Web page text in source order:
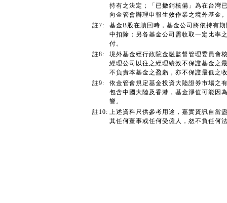
持有之決定；「已撤銷核備」為在台灣
向金管會辦理申報生效作業之境外基金
註7:
基金B股在贖回時，基金公司將依持有
中扣除；另各基金公司需收取一定比率
付。
註8:
境外基金經行政院金融監督管理委員會
經理公司以往之經理績效不保證基金之
不負責本基金之盈虧，亦不保證最低之
註9:
依金管會規定基金投資大陸證券市場之
包含中國大陸及香港，基金淨值可能因
響。
註10: 上述資料只供參考用途，嘉實資訊自當
其任何董事或任何受僱人，恕不負任何